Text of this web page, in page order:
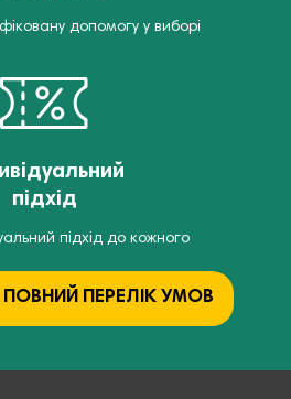
допомогу у виборі
підхід
підхід до кожного
ПОВНИЙ ПЕРЕЛІК УМОВ